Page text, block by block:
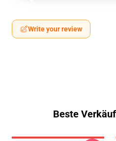
Write your review
Beste